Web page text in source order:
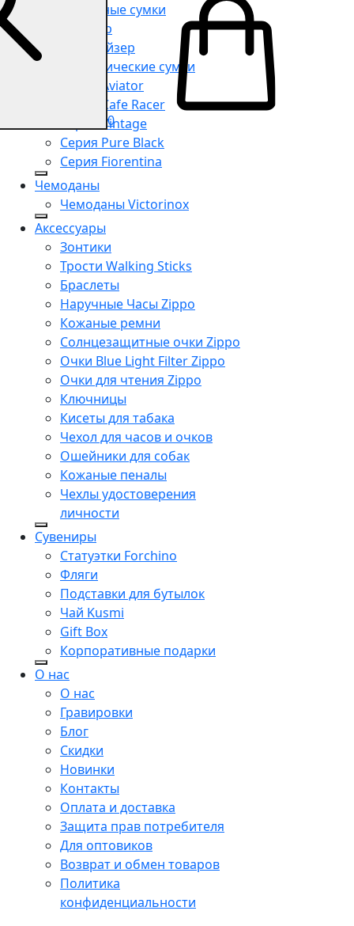
Дорожные сумки
Шоппер
Органайзер
Косметические сумки
Серия Aviator
Серия Cafe Racer
Серия Vintage
Серия Pure Black
Серия Fiorentina
Чемоданы
Чемоданы Victorinox
Аксессуары
Зонтики
Трости Walking Sticks
Браслеты
Наручные Часы Zippo
Кожаные ремни
Солнцезащитные очки Zippo
Очки Blue Light Filter Zippo
Очки для чтения Zippo
Ключницы
Кисеты для табака
Чехол для часов и очков
Ошейники для собак
Кожаные пеналы
Чехлы удостоверения
личности
Сувениры
Статуэтки Forchino
Фляги
Подставки для бутылок
Чай Kusmi
Gift Box
Корпоративные подарки
О нас
О нас
Гравировки
Блог
Скидки
Новинки
Контакты
Оплата и доставка
Защита прав потребителя
Для оптовиков
Возврат и обмен товаров
Политика
конфиденциальности
0